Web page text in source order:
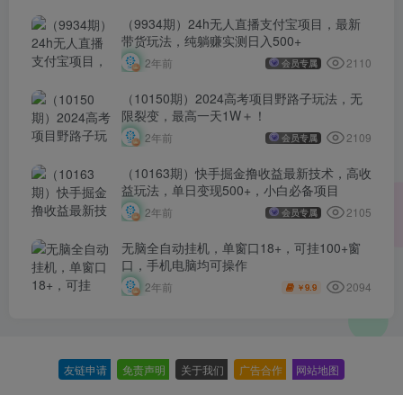
（9934期）24h无人直播支付宝项目，最新
带货玩法，纯躺赚实测日入500+
2年前 会员专属 2110
（10150期）2024高考项目野路子玩法，无
限裂变，最高一天1W＋！
2年前 会员专属 2109
（10163期）快手掘金撸收益最新技术，高收
益玩法，单日变现500+，小白必备项目
2年前 会员专属 2105
无脑全自动挂机，单窗口18+，可挂100+窗
口，手机电脑均可操作
2年前 ￥9.9 2094
友链申请 免责声明 关于我们 广告合作 网站地图